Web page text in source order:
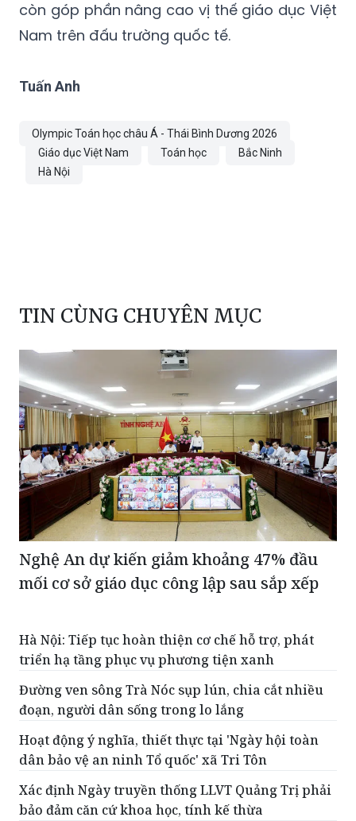
còn góp phần nâng cao vị thế giáo dục Việt
Nam trên đấu trường quốc tế.
Tuấn Anh
Olympic Toán học châu Á - Thái Bình Dương 2026
Giáo dục Việt Nam
Toán học
Bắc Ninh
Hà Nội
TIN CÙNG CHUYÊN MỤC
Nghệ An dự kiến giảm khoảng 47% đầu
mối cơ sở giáo dục công lập sau sắp xếp
Hà Nội: Tiếp tục hoàn thiện cơ chế hỗ trợ, phát
triển hạ tầng phục vụ phương tiện xanh
Đường ven sông Trà Nóc sụp lún, chia cắt nhiều
đoạn, người dân sống trong lo lắng
Hoạt động ý nghĩa, thiết thực tại 'Ngày hội toàn
dân bảo vệ an ninh Tổ quốc' xã Tri Tôn
Xác định Ngày truyền thống LLVT Quảng Trị phải
bảo đảm căn cứ khoa học, tính kế thừa